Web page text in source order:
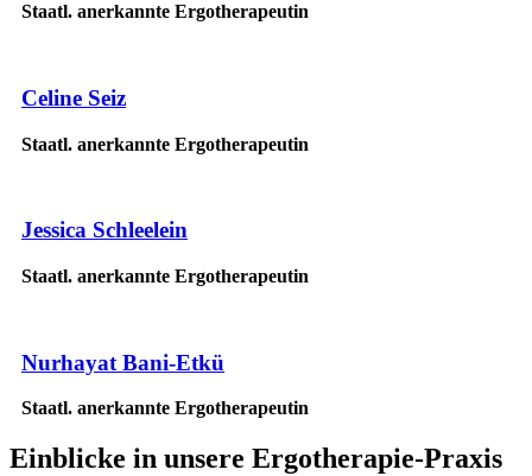
Staatl. anerkannte Ergotherapeutin
Celine Seiz
Staatl. anerkannte Ergotherapeutin
Jessica Schleelein
Staatl. anerkannte Ergotherapeutin
Nurhayat Bani-Etkü
Staatl. anerkannte Ergotherapeutin
Einblicke in unsere Ergotherapie-Praxis